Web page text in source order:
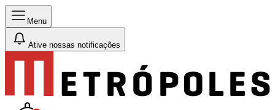
Menu
Ative nossas notificações